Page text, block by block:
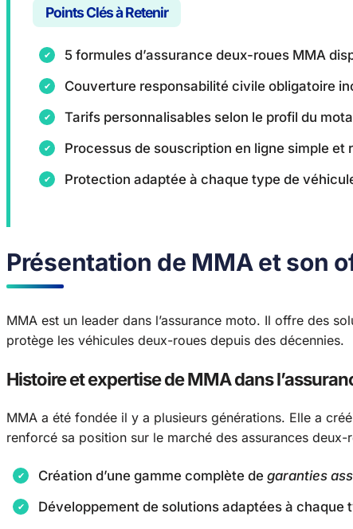
Points Clés à Retenir
5 formules d’assurance deux-roues MMA
Couverture responsabilité civile obligatoire
Tarifs personnalisables selon le profil du
Processus de souscription en ligne simple et
Protection adaptée à chaque type de
Présentation de MMA et son
MMA est un leader dans l’assurance moto. Il offre des
protège les véhicules deux-roues depuis des décennies.
Histoire et expertise de MMA dans
MMA a été fondée il y a plusieurs générations. Elle a
renforcé sa position sur le marché des assurances
Création d’une gamme complète de garanties
Développement de solutions adaptées à chaque